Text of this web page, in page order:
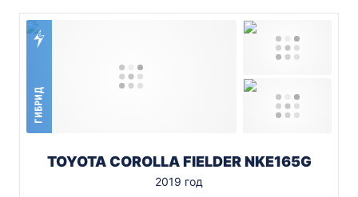
ГИБРИД
TOYOTA COROLLA FIELDER NKE165G
2019 год